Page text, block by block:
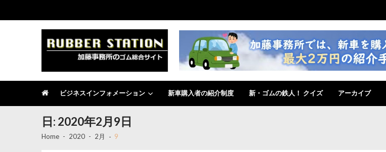
navigation
content
ビジネスインフォメーション 新車購入者の紹介制度 新・ゴムの鉄人！ クイズ アーカイブ
日: 2020年2月9日
Home 2020 2月 9